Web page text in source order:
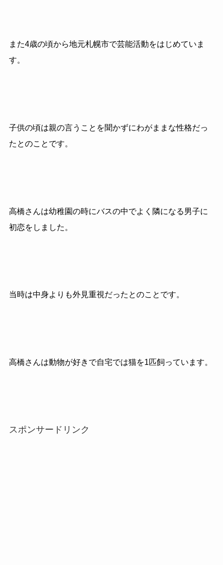
また4歳の頃から地元札幌市で芸能活動をはじめていま
す。
子供の頃は親の言うことを聞かずにわがままな性格だっ
たとのことです。
高橋さんは幼稚園の時にバスの中でよく隣になる男子に
初恋をしました。
当時は中身よりも外見重視だったとのことです。
高橋さんは動物が好きで自宅では猫を1匹飼っています。
スポンサードリンク